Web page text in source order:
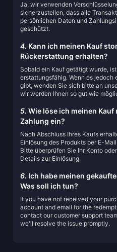
Ja, wir verwenden
sicherzustellen, dass alle
persönlichen Daten und
geschützt.
4. Kann ich meinen Kauf
Rückerstattung erhalten?
Sobald ein Kauf getätigt wurde,
erstattungsfähig. Wenn es jedoch
gibt, wenden Sie sich bitte an
wir werden Ihnen so gut wie
5. Wie löse ich meinen
Zahlung ein?
Nach Abschluss Ihres Kaufs
Einlösung des Produkts per E-
Bitte überprüfen Sie Ihr Konto
Details zur Einlösung.
6. Ich habe meinen
Was soll ich tun?
If you have not received your
account and email for the
contact our customer support
we'll resolve the issue promptly.